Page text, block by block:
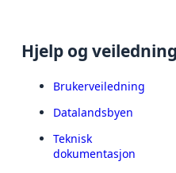
Hjelp og
Brukerveiledning
Datalandsbyen
Teknisk
dokumentasjon